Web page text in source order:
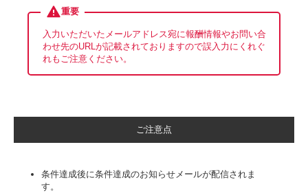
重要
入力いただいたメールアドレス宛に報酬情報やお問い合
わせ先のURLが記載されておりますので誤入力にくれぐ
れもご注意ください。
ご注意点
条件達成後に条件達成のお知らせメールが配信されま
す。